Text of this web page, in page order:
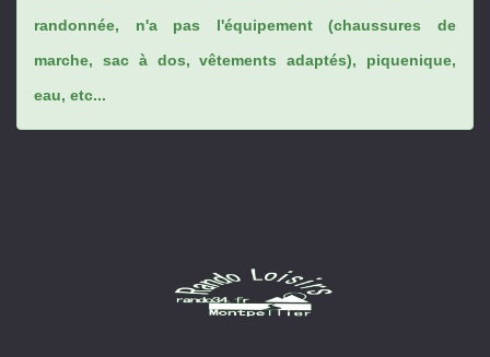
randonnée, n'a pas l'équipement (chaussures de
marche, sac à dos, vêtements adaptés), piquenique,
eau, etc...